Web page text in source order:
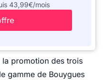
43,99€/mois
promotion des trois
gamme de Bouygues